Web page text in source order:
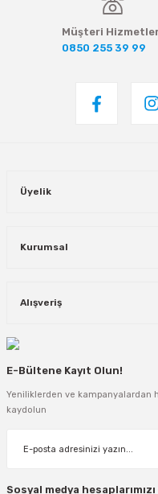
Müşteri
0850 255 39 99
Üyelik
Kurumsal
Alışveriş
E-Bültene Kayıt Olun!
Yeniliklerden ve kampanyalardan
kaydolun
Sosyal medya